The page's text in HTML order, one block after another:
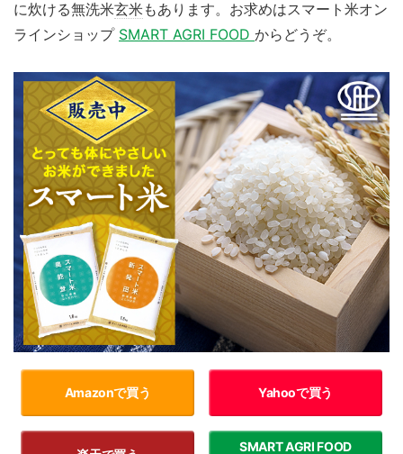
に炊ける無洗米玄米 もあります。お求めはスマート米オン
ラインショップ SMART AGRI FOOD からどうぞ。
Amazonで買う Yahooで買う
SMART AGRI FOOD